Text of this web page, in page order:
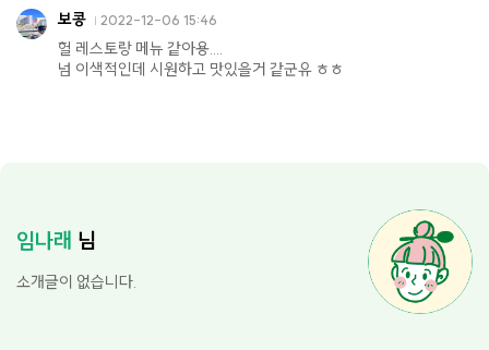
보콩 2022-12-06 15:46
헐 레스토랑 메뉴 같아용....
넘 이색적인데 시원하고 맛있을거 같군유 ㅎㅎ
임나래 님
소개글이 없습니다.